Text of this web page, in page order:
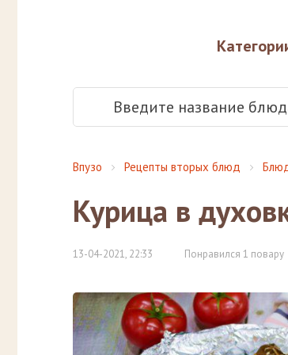
Впузо Рецепты вторых блюд
Курица в
13-04-2021, 22:33 Понравился 1 повару